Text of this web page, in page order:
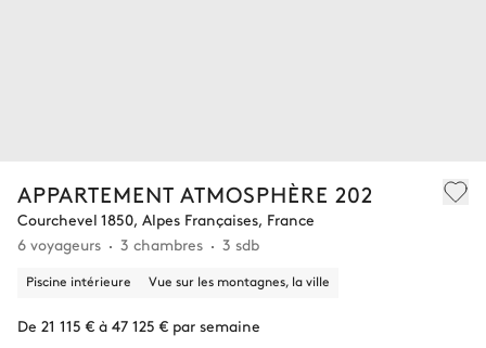
APPARTEMENT ATMOSPHÈRE 202
Courchevel 1850, Alpes Françaises, France
6 voyageurs
3 chambres 3 sdb
Piscine intérieure Vue sur les montagnes, la ville
De 21 115 € à 47 125 € par semaine